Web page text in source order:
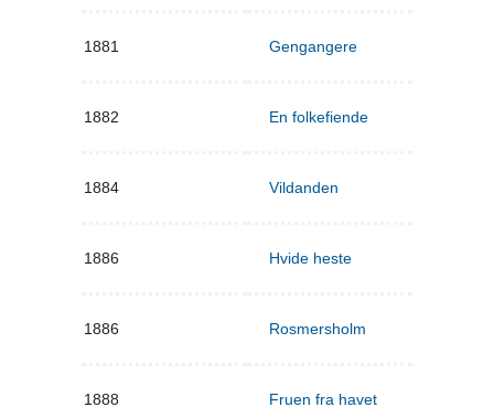
1881 Gengangere
1882 En folkefiende
1884 Vildanden
1886 Hvide heste
1886 Rosmersholm
1888 Fruen fra havet